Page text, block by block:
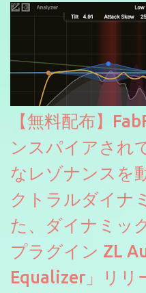
【無料配布】
ンスパイアされ
なレゾナンスを
クトラルダイナ
た、ダイナミッ
プラグイン ZL
Equalizer」リリ